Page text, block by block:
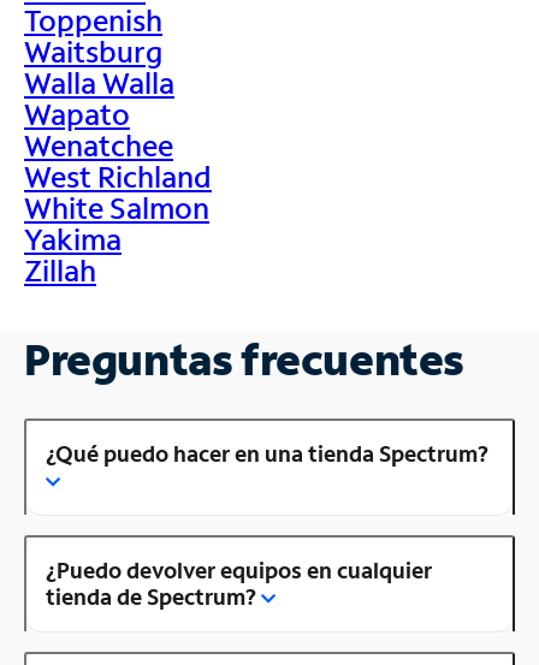
Toppenish
Waitsburg
Walla Walla
Wapato
Wenatchee
West Richland
White Salmon
Yakima
Zillah
Preguntas frecuentes
¿Qué puedo hacer en una tienda Spectrum?
¿Puedo devolver equipos en cualquier
tienda de Spectrum?